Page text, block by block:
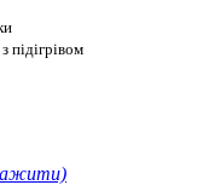
підігрівом